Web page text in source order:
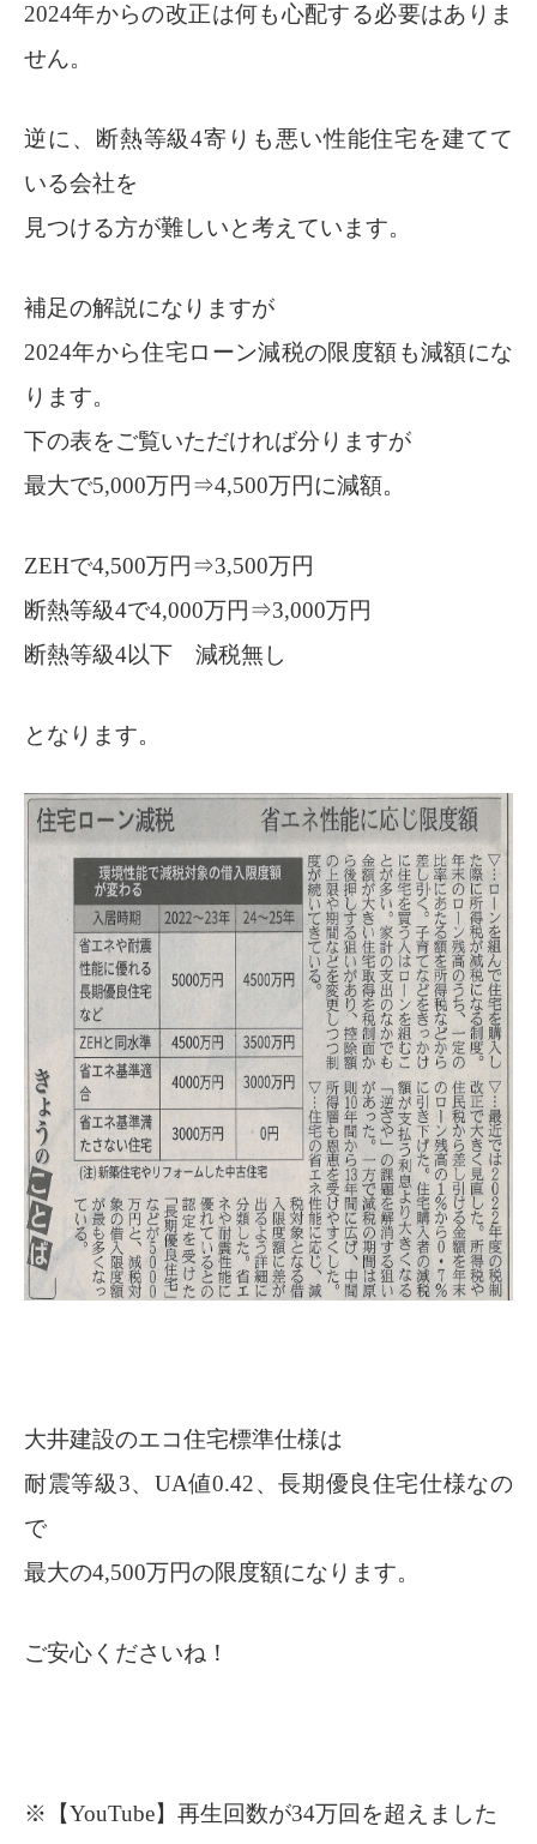
2024年からの改正は何も心配する必要はありま
せん。
逆に、断熱等級4寄りも悪い性能住宅を建てて
いる会社を
見つける方が難しいと考えています。
補足の解説になりますが
2024年から住宅ローン減税の限度額も減額にな
ります。
下の表をご覧いただければ分りますが
最大で5,000万円⇒4,500万円に減額。
ZEHで4,500万円⇒3,500万円
断熱等級4で4,000万円⇒3,000万円
断熱等級4以下 減税無し
となります。
大井建設のエコ住宅標準仕様は
耐震等級3、UA値0.42、長期優良住宅仕様なの
で
最大の4,500万円の限度額になります。
ご安心くださいね！
※【YouTube】再生回数が34万回を超えました